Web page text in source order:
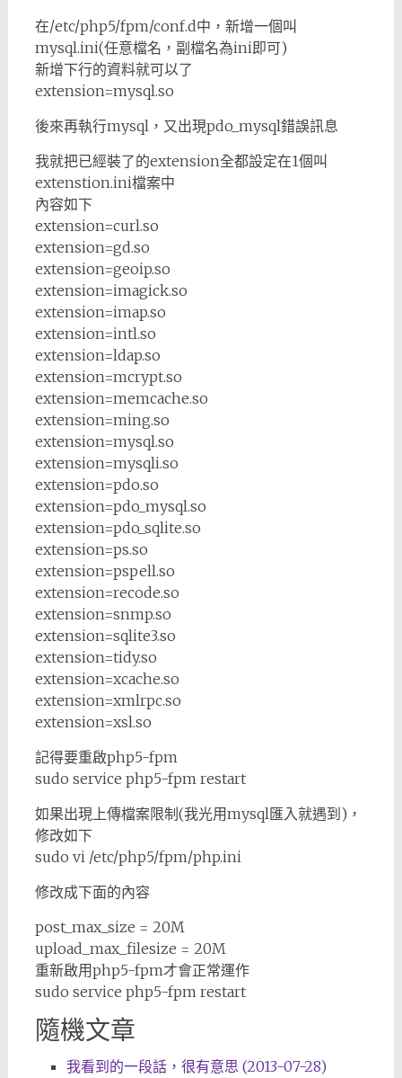
在/etc/php5/fpm/conf.d中，新增一個叫
mysql.ini(任意檔名，副檔名為ini即可)
新增下行的資料就可以了
extension=mysql.so
後來再執行mysql，又出現pdo_mysql錯誤訊息
我就把已經裝了的extension全都設定在1個叫
extenstion.ini檔案中
內容如下
extension=curl.so
extension=gd.so
extension=geoip.so
extension=imagick.so
extension=imap.so
extension=intl.so
extension=ldap.so
extension=mcrypt.so
extension=memcache.so
extension=ming.so
extension=mysql.so
extension=mysqli.so
extension=pdo.so
extension=pdo_mysql.so
extension=pdo_sqlite.so
extension=ps.so
extension=pspell.so
extension=recode.so
extension=snmp.so
extension=sqlite3.so
extension=tidy.so
extension=xcache.so
extension=xmlrpc.so
extension=xsl.so
記得要重啟php5-fpm
sudo service php5-fpm restart
如果出現上傳檔案限制(我光用mysql匯入就遇到)，
修改如下
sudo vi /etc/php5/fpm/php.ini
修改成下面的內容
post_max_size = 20M
upload_max_filesize = 20M
重新啟用php5-fpm才會正常運作
sudo service php5-fpm restart
隨機文章
我看到的一段話，很有意思 (2013-07-28)